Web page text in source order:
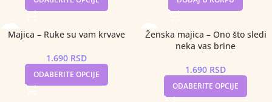
Majica – Ruke su vam krvave
1.690 RSD
ODABERITE OPCIJE
Ženska majica – Ono što sledi
neka vas brine
1.690 RSD
ODABERITE OPCIJE